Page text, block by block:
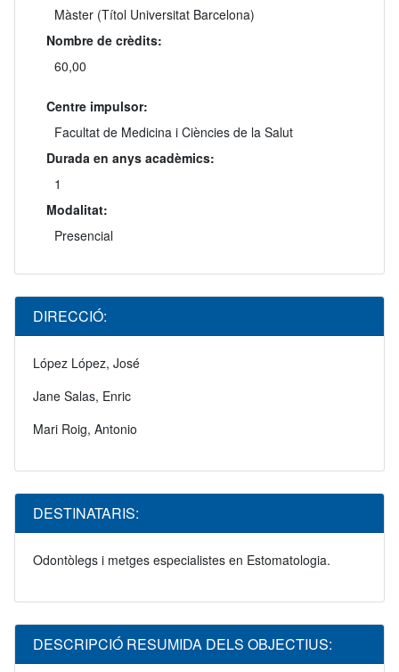
Màster (Títol Universitat Barcelona)
Nombre de crèdits:
60,00
Centre impulsor:
Facultat de Medicina i Ciències de la Salut
Durada en anys acadèmics:
1
Modalitat:
Presencial
DIRECCIÓ:
López López, José
Jane Salas, Enric
Mari Roig, Antonio
DESTINATARIS:
Odontòlegs i metges especialistes en Estomatologia.
DESCRIPCIÓ RESUMIDA DELS OBJECTIUS: